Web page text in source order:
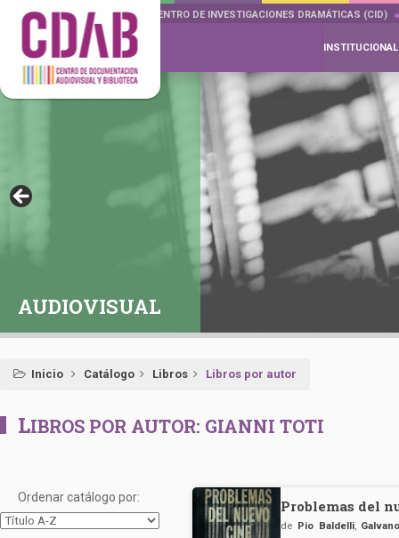
DOCUMENTA DRAMÁTICAS CENTRO DE INVESTIGACIONES DRAMÁTICAS (CID)
INSTITUCIONAL
AUDIOVISUAL
Inicio Catálogo Libros Libros por autor
LIBROS POR AUTOR: GIANNI TOTI
Ordenar catálogo por: Problemas del
de Pio Baldelli,